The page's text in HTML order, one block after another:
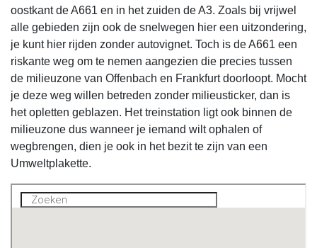
oostkant de A661 en in het zuiden de A3. Zoals bij vrijwel
alle gebieden zijn ook de snelwegen hier een uitzondering,
je kunt hier rijden zonder autovignet. Toch is de A661 een
riskante weg om te nemen aangezien die precies tussen
de milieuzone van Offenbach en Frankfurt doorloopt. Mocht
je deze weg willen betreden zonder milieusticker, dan is
het opletten geblazen. Het treinstation ligt ook binnen de
milieuzone dus wanneer je iemand wilt ophalen of
wegbrengen, dien je ook in het bezit te zijn van een
Umweltplakette.